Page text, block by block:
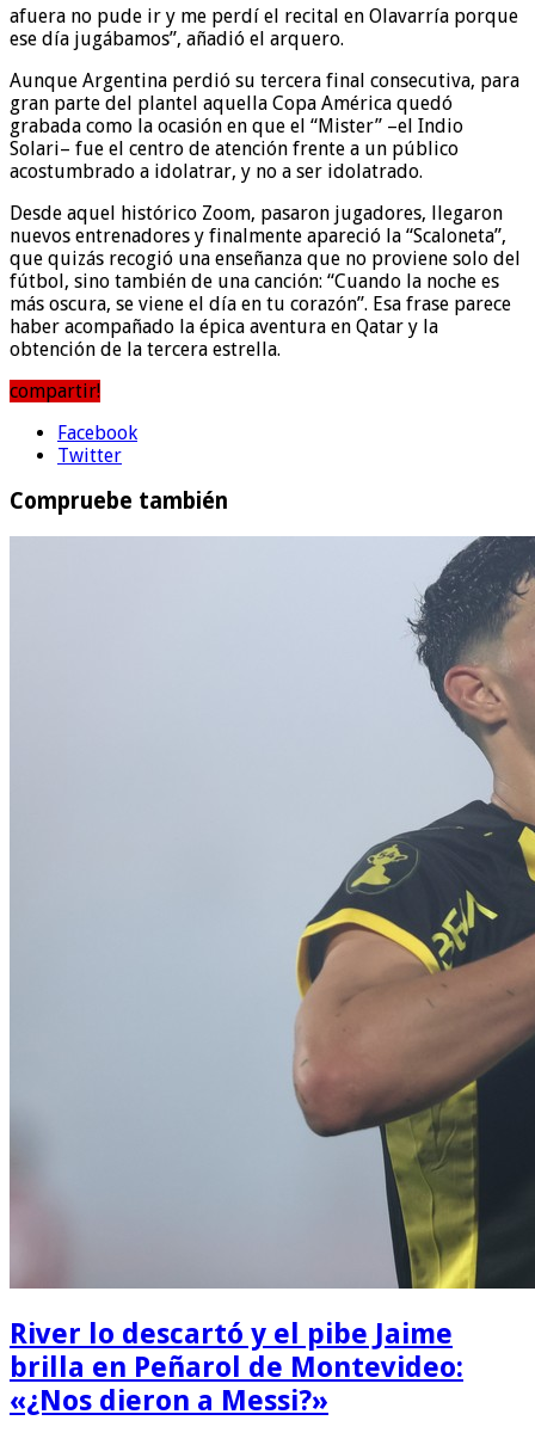
afuera no pude ir y me perdí el recital en Olavarría porque
ese día jugábamos”, añadió el arquero.
Aunque Argentina perdió su tercera final consecutiva, para
gran parte del plantel aquella Copa América quedó
grabada como la ocasión en que el “Mister” –el Indio
Solari– fue el centro de atención frente a un público
acostumbrado a idolatrar, y no a ser idolatrado.
Desde aquel histórico Zoom, pasaron jugadores, llegaron
nuevos entrenadores y finalmente apareció la “Scaloneta”,
que quizás recogió una enseñanza que no proviene solo del
fútbol, sino también de una canción: “Cuando la noche es
más oscura, se viene el día en tu corazón”. Esa frase parece
haber acompañado la épica aventura en Qatar y la
obtención de la tercera estrella.
compartir!
Facebook
Twitter
Compruebe también
River lo descartó y el pibe Jaime
brilla en Peñarol de Montevideo:
«¿Nos dieron a Messi?»